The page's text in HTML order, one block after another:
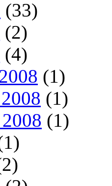
(33)
(2)
(4)
(1)
(1)
(1)